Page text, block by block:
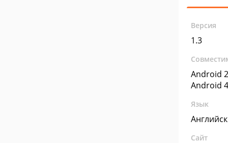
Версия
1.3
Android
Android
Язык
Сайт